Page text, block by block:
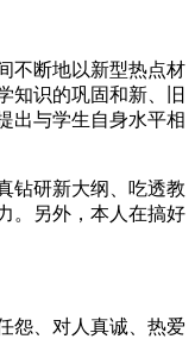
不断地以新型热点材
知识的巩固和新、旧
出与学生自身水平相
钻研新大纲、吃透教
。另外，本人在搞好
怨、对人真诚、热爱